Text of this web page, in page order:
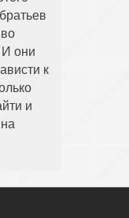
они
к
и